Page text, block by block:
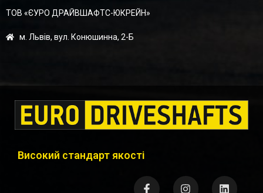
ТОВ «ЄУРО ДРАЙВШАФТC-ЮКРЕЙН»
м. Львів, вул. Конюшинна, 2-Б
Високий стандарт якості